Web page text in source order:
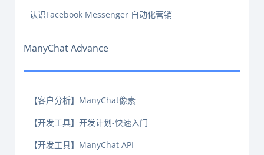
认识Facebook Messenger 自动化营销
ManyChat Advance
【客户分析】ManyChat像素
【开发工具】开发计划-快速入门
【开发工具】ManyChat API